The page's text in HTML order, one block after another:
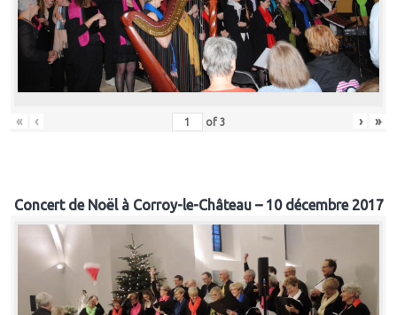
« ‹ of 3 › »
Concert de Noël à Corroy-le-Château – 10 décembre 2017